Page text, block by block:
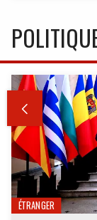

ÉTRANGER